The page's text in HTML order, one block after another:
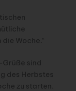
Woche.“
sind
des Herbstes
zu starten.